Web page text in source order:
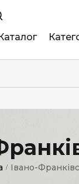
Nano
Без
/ Івано-